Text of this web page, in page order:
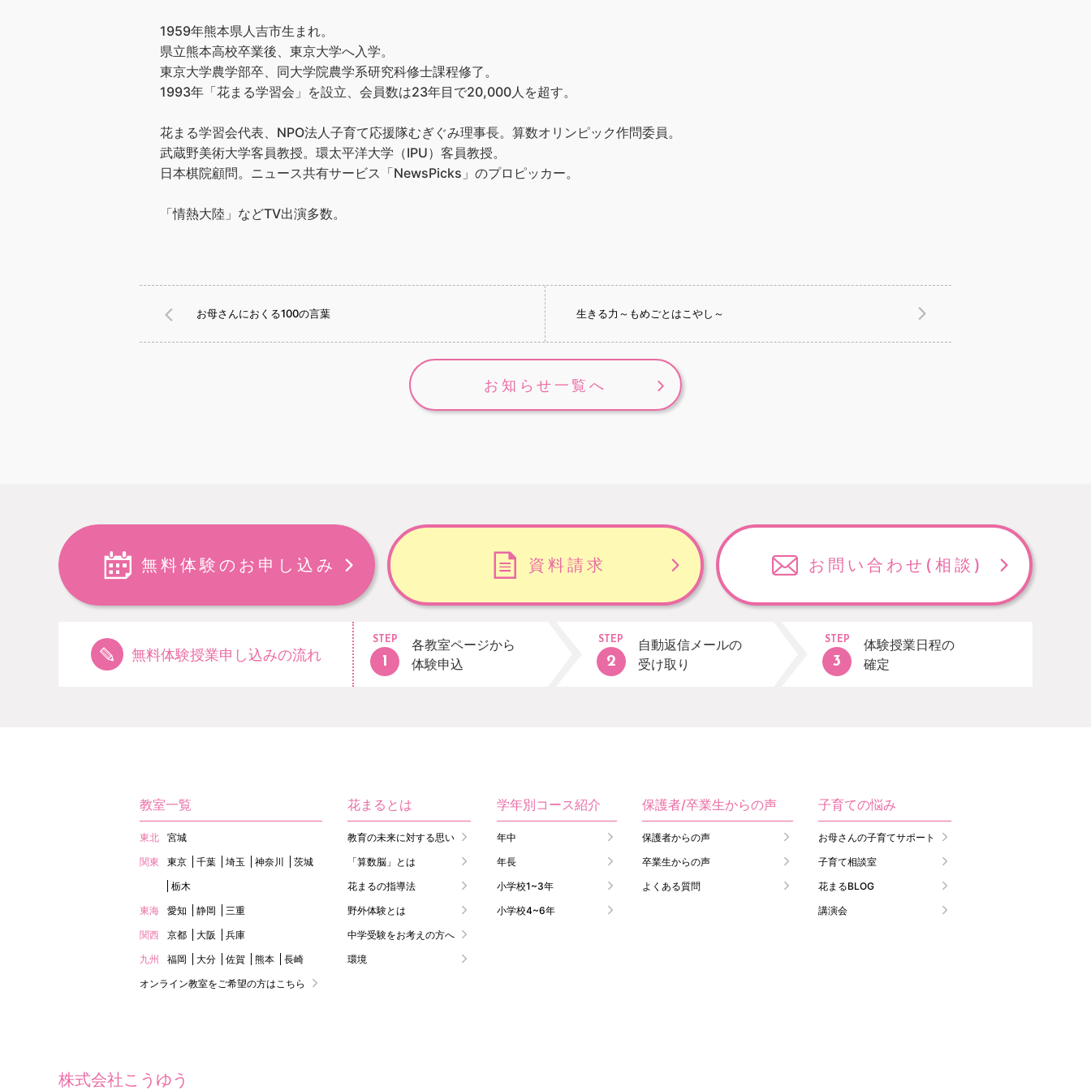
1959年熊本県人吉市生まれ。
県立熊本高校卒業後、東京大学へ入学。
東京大学農学部卒、同大学院農学系研究科修士課程修了。
1993年「花まる学習会」を設立、会員数は23年目で20,000人を超す。
花まる学習会代表、NPO法人子育て応援隊むぎぐみ理事長。算数オリンピック作問委員。
武蔵野美術大学客員教授。環太平洋大学（IPU）客員教授。
日本棋院顧問。ニュース共有サービス「NewsPicks」のプロピッカー。
「情熱大陸」などTV出演多数。
お母さんにおくる100の言葉 生きる力～もめごとはこやし～
お知らせ一覧へ
無料体験のお申し込み 資料請求 お問い合わせ (相談)
無料体験授業申し込みの流れ
STEP
各教室ページから
体験申込
STEP
自動返信メールの
受け取り
STEP
体験授業日程の
確定
教室一覧
東北
宮城
関東
東京 千葉 埼玉 神奈川
茨城
栃木
東海
愛知 静岡
三重
関西
京都 大阪
兵庫
九州
福岡 大分 佐賀 熊本
長崎
オンライン教室をご希望の方はこちら
花まるとは
教育の未来に対する思い
「算数脳」とは
花まるの指導法
野外体験とは
中学受験をお考えの方へ
環境
学年別コース紹介
年中
年長
小学校1~3年
小学校4~6年
保護者/卒業生からの声
保護者からの声
卒業生からの声
よくある質問
子育ての悩み
お母さんの子育てサポート
子育て相談室
花まるBLOG
講演会
株式会社こうゆう